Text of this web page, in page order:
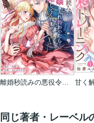
同じ著者・レーベル